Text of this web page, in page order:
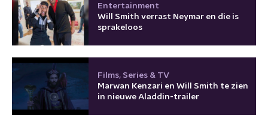
Entertainment
Will Smith verrast Neymar en die is
sprakeloos
Films, Series & TV
Marwan Kenzari en Will Smith te zien
in nieuwe Aladdin-trailer